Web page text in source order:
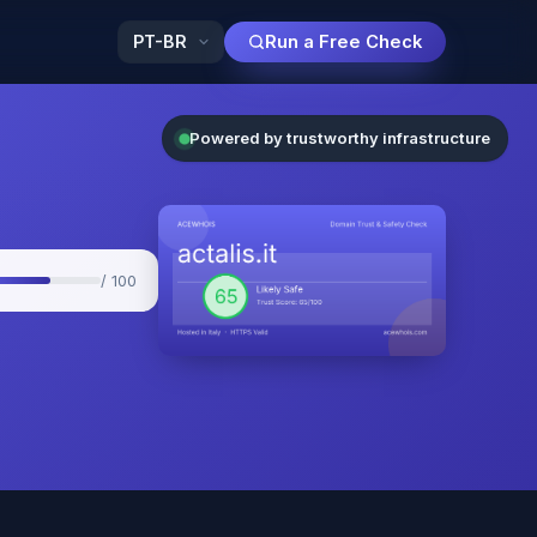
Run a Free Check
/ 100
Powered by trustworthy infrastructure